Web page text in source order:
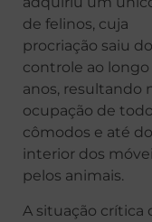
de felinos, cuja
procriação saiu do
controle ao longo
anos, resultando
ocupação de
cômodos e até do
interior dos
pelos animais.
A situação crítica